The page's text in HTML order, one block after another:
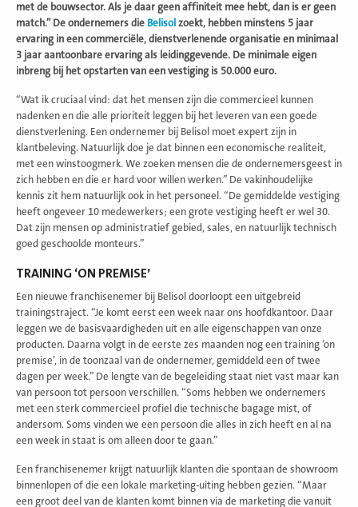
met de bouwsector. Als je daar geen affiniteit mee hebt, dan is er geen
match.” De ondernemers die Belisol zoekt, hebben minstens 5 jaar
ervaring in een commerciële, dienstverlenende organisatie en minimaal
3 jaar aantoonbare ervaring als leidinggevende. De minimale eigen
inbreng bij het opstarten van een vestiging is 50.000 euro.
“Wat ik cruciaal vind: dat het mensen zijn die commercieel kunnen
nadenken en die alle prioriteit leggen bij het leveren van een goede
dienstverlening. Een ondernemer bij Belisol moet expert zijn in
klantbeleving. Natuurlijk doe je dat binnen een economische realiteit,
met een winstoogmerk. We zoeken mensen die de ondernemersgeest in
zich hebben en die er hard voor willen werken.” De vakinhoudelijke
kennis zit hem natuurlijk ook in het personeel. “De gemiddelde vestiging
heeft ongeveer 10 medewerkers; een grote vestiging heeft er wel 30.
Dat zijn mensen op administratief gebied, sales, en natuurlijk technisch
goed geschoolde monteurs.”
TRAINING ‘ON PREMISE’
Een nieuwe franchisenemer bij Belisol doorloopt een uitgebreid
trainingstraject. “Je komt eerst een week naar ons hoofdkantoor. Daar
leggen we de basisvaardigheden uit en alle eigenschappen van onze
producten. Daarna volgt in de eerste zes maanden nog een training ‘on
premise’, in de toonzaal van de ondernemer, gemiddeld een of twee
dagen per week.” De lengte van de begeleiding staat niet vast maar kan
van persoon tot persoon verschillen. “Soms hebben we ondernemers
met een sterk commercieel profiel die technische bagage mist, of
andersom. Soms vinden we een persoon die alles in zich heeft en al na
een week in staat is om alleen door te gaan.”
Een franchisenemer krijgt natuurlijk klanten die spontaan de showroom
binnenlopen of die een lokale marketing-uiting hebben gezien. “Maar
een groot deel van de klanten komt binnen via de marketing die vanuit